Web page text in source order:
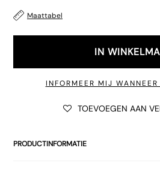
Maattabel
IN
INFORMEER MIJ
TOEVOEGEN AAN
PRODUCTINFORMATIE